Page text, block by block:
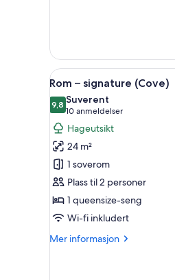
Åpne
alle
bildene
av
Rom
–
signature
(Cove)
5
Rom – signature (Cove)
9,89,8 av 10
Suverent
10 anmeldelser
(10
anmeldelser)
Hageutsikt
24 m²
1 soverom
Plass til 2 personer
1 queensize-seng
Wi-fi inkludert
Mer informasjon
Mer